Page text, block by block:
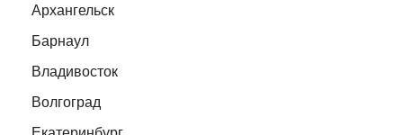
Архангельск
Барнаул
Владивосток
Волгоград